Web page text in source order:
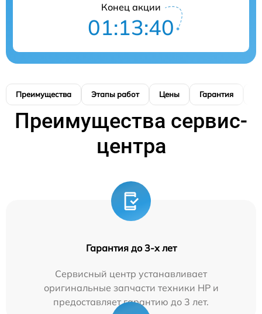
Конец акции
01:13:39
Преимущества Этапы работ Цены Гарантия
Преимущества сервис-
центра
Гарантия до 3-х лет
Сервисный центр устанавливает
оригинальные запчасти техники HP и
предоставляет гарантию до 3 лет.